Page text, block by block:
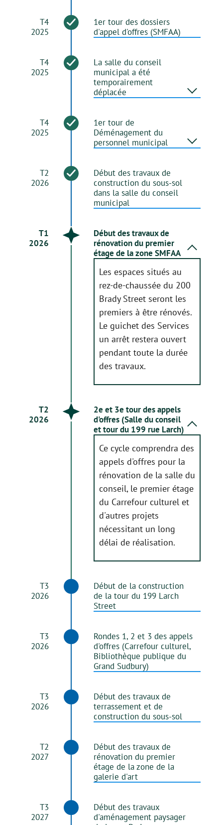
T4
2025
1er tour des dossiers
d'appel d'offres (SMFAA)
T4
2025
La salle du conseil
municipal a été
temporairement
déplacée
T4
2025
1er tour de
Déménagement du
personnel municipal
T2
2026
Début des travaux de
construction du sous-sol
dans la salle du conseil
municipal
T1
2026
Début des travaux de
rénovation du premier
étage de la zone SMFAA
Les espaces situés au
rez-de-chaussée du 200
Brady Street seront les
premiers à être rénovés.
Le guichet des Services
un arrêt restera ouvert
pendant toute la durée
des travaux.
T2
2026
2e et 3e tour des appels
d'offres (Salle du conseil
et tour du 199 rue Larch)
Ce cycle comprendra des
appels d'offres pour la
rénovation de la salle du
conseil, le premier étage
du Carrefour culturel et
d'autres projets
nécessitant un long
délai de réalisation.
T3
2026
Début de la construction
de la tour du 199 Larch
Street
T3
2026
Rondes 1, 2 et 3 des appels
d'offres (Carrefour culturel,
Bibliothèque publique du
Grand Sudbury)
T3
2026
Début des travaux de
terrassement et de
construction du sous-sol
T2
2027
Début des travaux de
rénovation du premier
étage de la zone de la
galerie d'art
T3
2027
Début des travaux
d'aménagement paysager